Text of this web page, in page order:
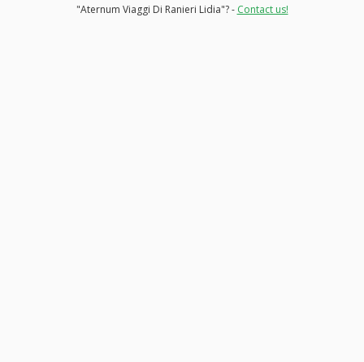
"Aternum Viaggi Di Ranieri Lidia"? - Contact us!